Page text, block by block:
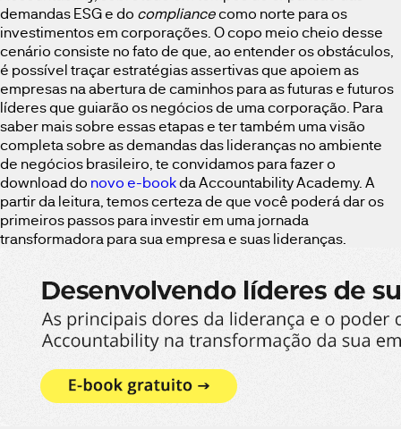
demandas ESG e do compliancecomo norte para os
investimentos em corporações. O copo meio cheio desse
cenário consiste no fato de que, ao entender os obstáculos,
é possível traçar estratégias assertivas que apoiem as
empresas na abertura de caminhos para as futuras e futuros
líderes que guiarão os negócios de uma corporação. Para
saber mais sobre essas etapas e ter também uma visão
completa sobre as demandas das lideranças no ambiente
de negócios brasileiro, te convidamos para fazer o
download do novo e-bookda Accountability Academy. A
partir da leitura, temos certeza de que você poderá dar os
primeiros passos para investir em uma jornada
transformadora para sua empresa e suas lideranças.